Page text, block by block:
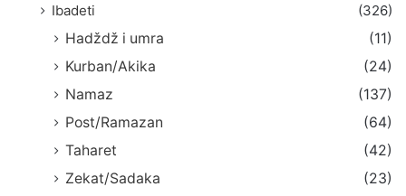
Ibadeti
(326)
Hadždž i umra
(11)
Kurban/Akika
(24)
Namaz
(137)
Post/Ramazan
(64)
Taharet
(42)
Zekat/Sadaka
(23)